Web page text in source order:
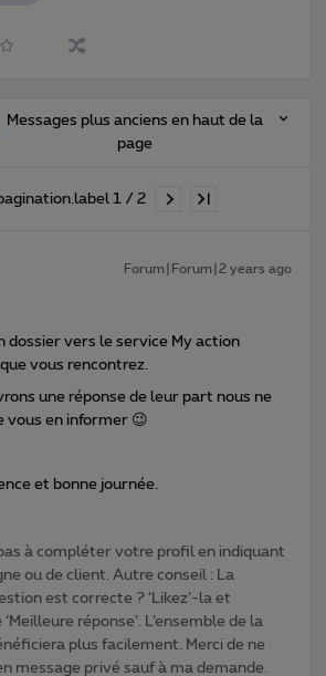
Messages plus anciens en haut de la
page
1 / 2
Forum|Forum|2 years ago
dossier vers le service My action
vous rencontrez.
une réponse de leur part nous ne
vous en informer 😉
et bonne journée.
à compléter votre profil en indiquant
ou de client. Autre conseil : La
est correcte ? ‘Likez’-la et
réponse’. L’ensemble de la
plus facilement. Merci de ne
message privé sauf à ma demande.